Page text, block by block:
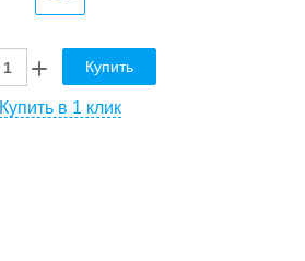
Купить
Купить в 1 клик